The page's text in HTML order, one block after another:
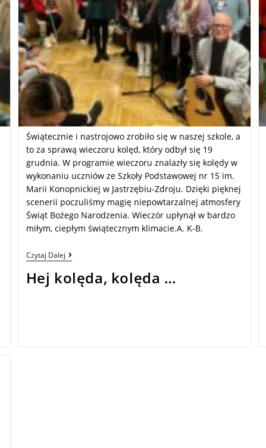
Świątecznie i nastrojowo zrobiło się w naszej szkole, a
to za sprawą wieczoru kolęd, który odbył się 19
grudnia. W programie wieczoru znalazły się kolędy w
wykonaniu uczniów ze Szkoły Podstawowej nr 15 im.
Marii Konopnickiej w Jastrzębiu-Zdroju. Dzięki pięknej
scenerii poczuliśmy magię niepowtarzalnej atmosfery
Świąt Bożego Narodzenia. Wieczór upłynął w bardzo
miłym, ciepłym świątecznym klimacie.A. K-B.
Czytaj Dalej
Hej kolęda, kolęda …